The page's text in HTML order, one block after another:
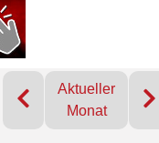
Aktueller
Monat